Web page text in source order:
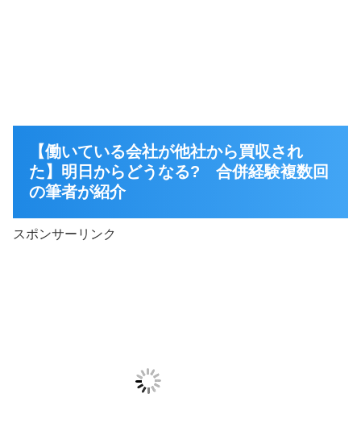
【働いている会社が他社から買収され
た】明日からどうなる? 合併経験複数回
の筆者が紹介
スポンサーリンク